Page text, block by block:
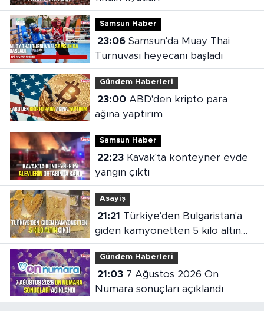
Samsun Haber
23:06Samsun'da Muay Thai
Turnuvası heyecanı başladı
Gündem Haberleri
23:00ABD'den kripto para
ağına yaptırım
Samsun Haber
22:23Kavak'ta konteyner evde
yangın çıktı
Asayiş
21:21
giden kamyonetten 5 kilo altın
çıktı
Gündem Haberleri
21:037 Ağustos 2026 On
Numara sonuçları açıklandı